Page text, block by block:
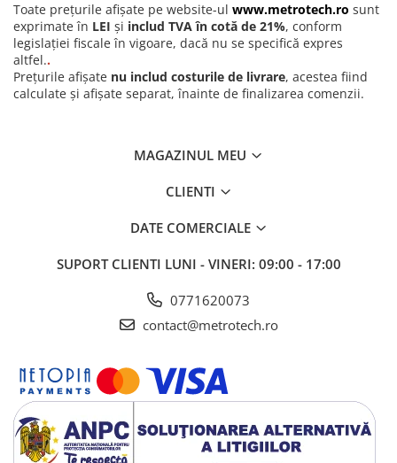
Toate prețurile afișate pe website-ul www.metrotech.ro sunt
exprimate în LEI și includ TVA în cotă de 21%, conform
legislației fiscale în vigoare, dacă nu se specifică expres
altfel..
Prețurile afișate nu includ costurile de livrare, acestea fiind
calculate și afișate separat, înainte de finalizarea comenzii.
MAGAZINUL MEU
CLIENTI
DATE COMERCIALE
SUPORT CLIENTI LUNI - VINERI: 09:00 - 17:00
0771620073
contact@metrotech.ro